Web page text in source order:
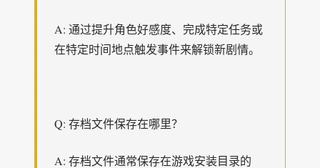
A: 通过提升角色好感度、完成特定任务或
在特定时间地点触发事件来解锁新剧情。
Q: 存档文件保存在哪里？
A: 存档文件通常保存在游戏安装目录的